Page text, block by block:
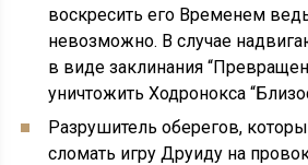
воскресить его Временем
невозможно. В случае
в виде заклинания
уничтожить Ходронокса
Разрушитель оберегов,
сломать игру Друиду на